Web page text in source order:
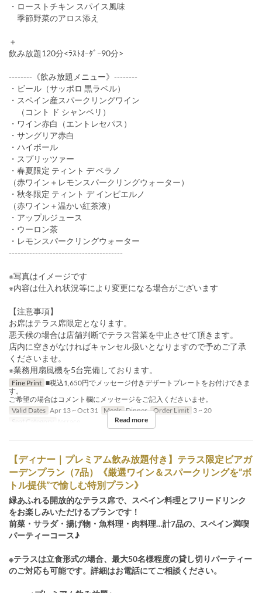
・ローストチキン スパイス風味
季節野菜のアロス添え
＋
飲み放題120分<ﾗｽﾄｵｰﾀﾞｰ90分>
--------《飲み放題メニュー》--------
・ビール（サッポロ 黒ラベル）
・スペイン産スパークリングワイン
（コント ド シャンベリ）
・ワイン赤白（エントレセパス）
・サングリア赤白
・ハイボール
・スプリッツァー
・春夏限定 ティント デ ベラノ
（赤ワイン＋レモンスパークリングウォーター）
・秋冬限定 ティント デ インビエルノ
（赤ワイン＋温かい紅茶液）
・アップルジュース
・ウーロン茶
・レモンスパークリングウォーター
---------------------------------------
※写真はイメージです
※内容は仕入れ状況等により変更になる場合がございます
【注意事項】
お席はテラス席限定となります。
悪天候の場合は店舗判断でテラス営業を中止させて頂きます。
店内に空きがなければキャンセル扱いとなりますので予めご了承
くださいませ。
※業務用扇風機を5台完備しております。
Fine Print ■税込1,650円でメッセージ付きデザートプレートをお付けできま
す。
ご希望の場合はコメント欄にメッセージをご記入くださいませ。
Valid Dates Apr 13 ~ Oct 31 Meals Dinner Order Limit 3 ~ 20
Seat Category
Read more
【ディナー｜プレミアム飲み放題付き】テラス限定ビアガ
ーデンプラン（7品）《厳選ワイン＆スパークリングを”ボ
トル提供”で愉しむ特別プラン》
緑あふれる開放的なテラス席で、スペイン料理とフリードリンク
をお楽しみいただけるプランです！
前菜・サラダ・揚げ物・魚料理・肉料理…計7品の、スペイン満喫
パーティーコース♪
※テラスは立食形式の場合、最大50名様程度の貸し切りパーティー
のご対応も可能です。詳細はお電話にてご相談ください。